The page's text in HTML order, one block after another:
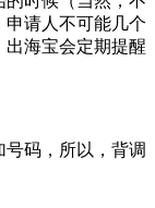
请人不可能几个
出海宝会定期提醒
码，所以，背调